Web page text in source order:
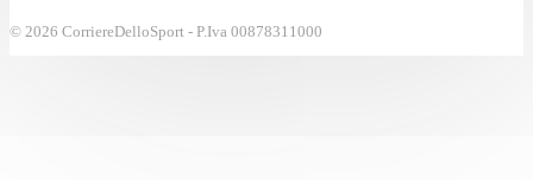
© 2026 CorriereDelloSport - P.Iva 00878311000